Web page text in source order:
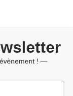
! —